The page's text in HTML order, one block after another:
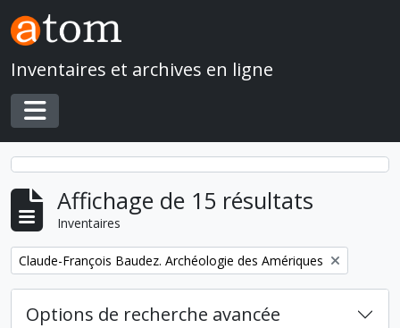
Skip to main content
Inventaires et archives en ligne
Toggle navigation
Affichage de 15 résultats
Inventaires
Remove filter:
Claude-François Baudez. Archéologie des Amériques
Options de recherche avancée